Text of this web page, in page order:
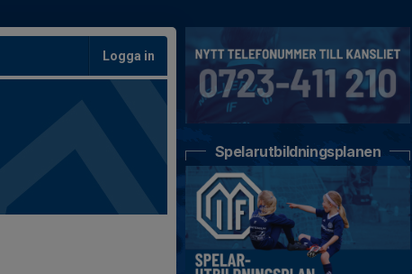
Logga in
Spelarutbildningsplanen